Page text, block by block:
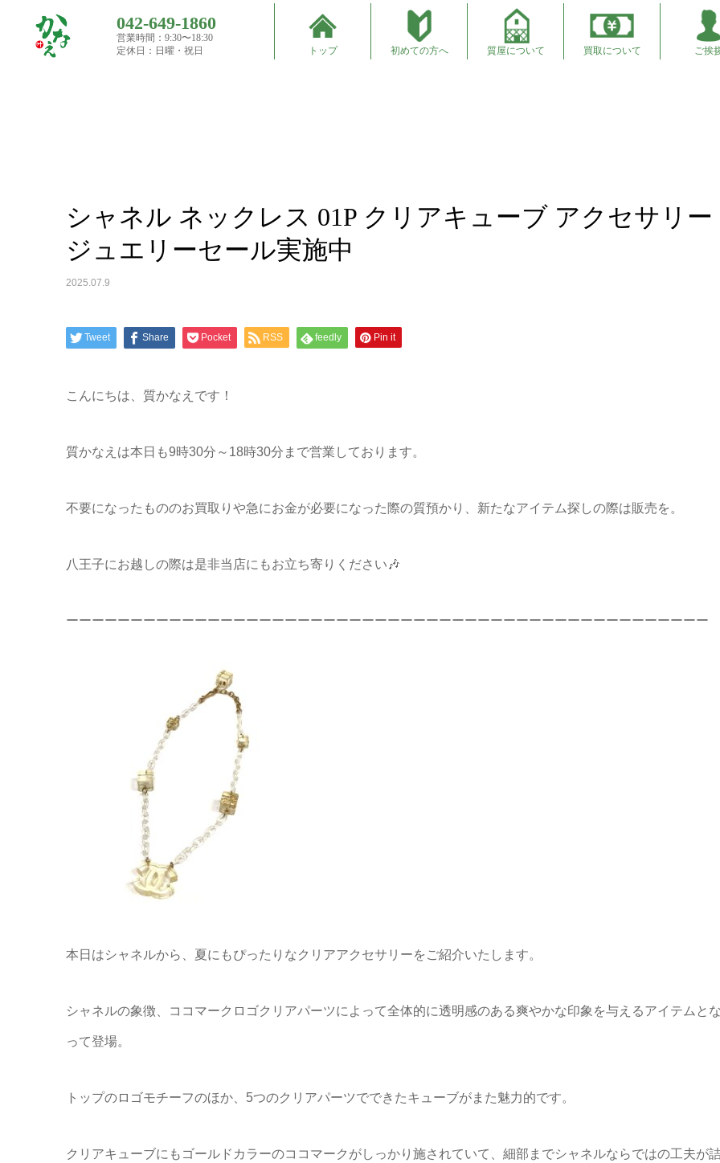
042-649-1860
営業時間：9:30〜18:30
定休日：日曜・祝日
トップ 初めての方へ 質屋について 買取について ご挨
Top
シャネル ネックレス 01P クリアキューブ アクセサリー
ジュエリーセール実施中
2025.07.9
Tweet Share Pocket RSS feedly Pin it
こんにちは、質かなえです！
質かなえは本日も9時30分～18時30分まで営業しております。
不要になったもののお買取りや急にお金が必要になった際の質預かり、新たなアイテム探しの際は販売を。
八王子にお越しの際は是非当店にもお立ち寄りください🎶
ーーーーーーーーーーーーーーーーーーーーーーーーーーーーーーーーーーーーーーーーーーーーーーーーーー
本日はシャネルから、夏にもぴったりなクリアアクセサリーをご紹介いたします。
シャネルの象徴、ココマークロゴクリアパーツによって全体的に透明感のある爽やかな印象を与えるアイテムと
って登場。
トップのロゴモチーフのほか、5つのクリアパーツでできたキューブがまた魅力的です。
クリアキューブにもゴールドカラーのココマークがしっかり施されていて、細部までシャネルならではの工夫が